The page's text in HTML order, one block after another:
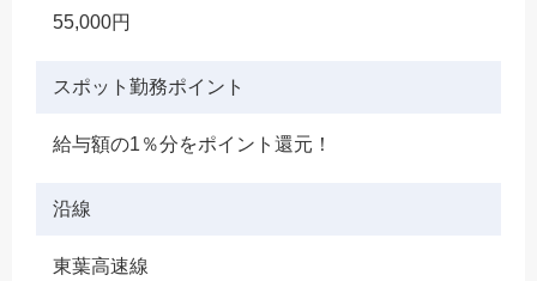
55,000円
スポット勤務ポイント
給与額の1％分をポイント還元！
沿線
東葉高速線